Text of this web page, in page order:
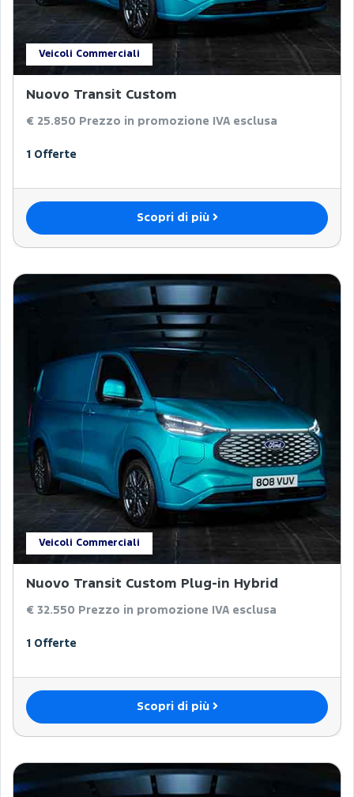
Veicoli Commerciali
Nuovo Transit Custom
€ 25.850 Prezzo in promozione IVA esclusa
1 Offerte
Scopri di più
Veicoli Commerciali
Nuovo Transit Custom Plug-in Hybrid
€ 32.550 Prezzo in promozione IVA esclusa
1 Offerte
Scopri di più